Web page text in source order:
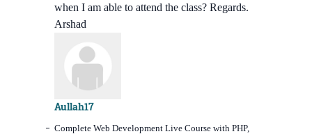
when I am able to attend the class? Regards.
Arshad
Aullah17
Complete Web Development Live Course with PHP,